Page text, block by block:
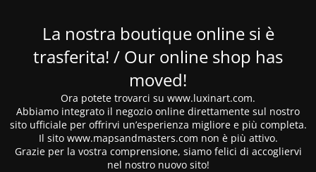
La nostra boutique online si è
trasferita! / Our online shop has
moved!
Ora potete trovarci su www.luxinart.com.
Abbiamo integrato il negozio online direttamente sul nostro
sito ufficiale per offrirvi un’esperienza migliore e più completa.
Il sito www.mapsandmasters.com non è più attivo.
Grazie per la vostra comprensione, siamo felici di accogliervi
nel nostro nuovo sito!